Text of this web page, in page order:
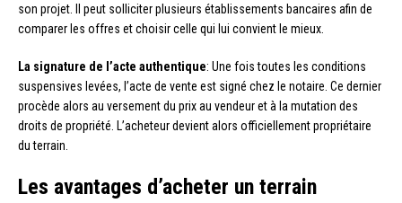
son projet. Il peut solliciter plusieurs établissements bancaires afin de
comparer les offres et choisir celle qui lui convient le mieux.
La signature de l’acte authentique: Une fois toutes les conditions
suspensives levées, l’acte de vente est signé chez le notaire. Ce dernier
procède alors au versement du prix au vendeur et à la mutation des
droits de propriété. L’acheteur devient alors officiellement propriétaire
du terrain.
Les avantages d’acheter un terrain